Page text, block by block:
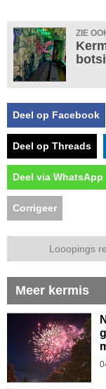
ZIE
Deel op Facebook
Deel op Threads
Deel via WhatsApp
Corrigeer
Looopings
Meer kermis